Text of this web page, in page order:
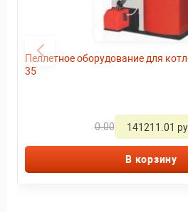
Пеллетное оборудование для
35
0.00 141211.01
В корзину